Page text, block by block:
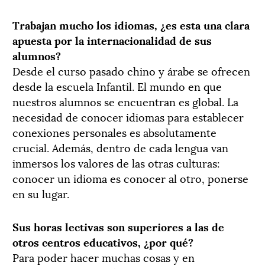
Trabajan mucho los idiomas, ¿es esta una clara
apuesta por la internacionalidad de sus
alumnos?
Desde el curso pasado chino y árabe se ofrecen
desde la escuela Infantil. El mundo en que
nuestros alumnos se encuentran es global. La
necesidad de conocer idiomas para establecer
conexiones personales es absolutamente
crucial. Además, dentro de cada lengua van
inmersos los valores de las otras culturas:
conocer un idioma es conocer al otro, ponerse
en su lugar.
Sus horas lectivas son superiores a las de
otros centros educativos, ¿por qué?
Para poder hacer muchas cosas y en